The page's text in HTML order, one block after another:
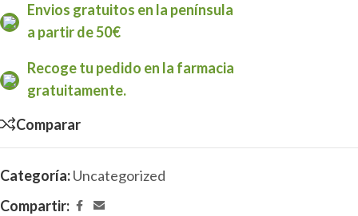
Envios gratuitos en la península
a partir de 50€
Recoge tu pedido en la farmacia
gratuitamente.
Comparar
Categoría:Uncategorized
Compartir: